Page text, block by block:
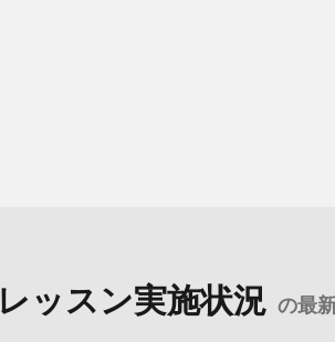
レッスン実施状況 の最